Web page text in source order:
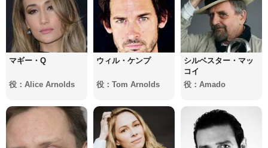
マギー・Q
役：Alice Arnolds
ウィル・ケンプ
役：Tom Arnolds
シルベスター・マッ
コイ
役：Amado